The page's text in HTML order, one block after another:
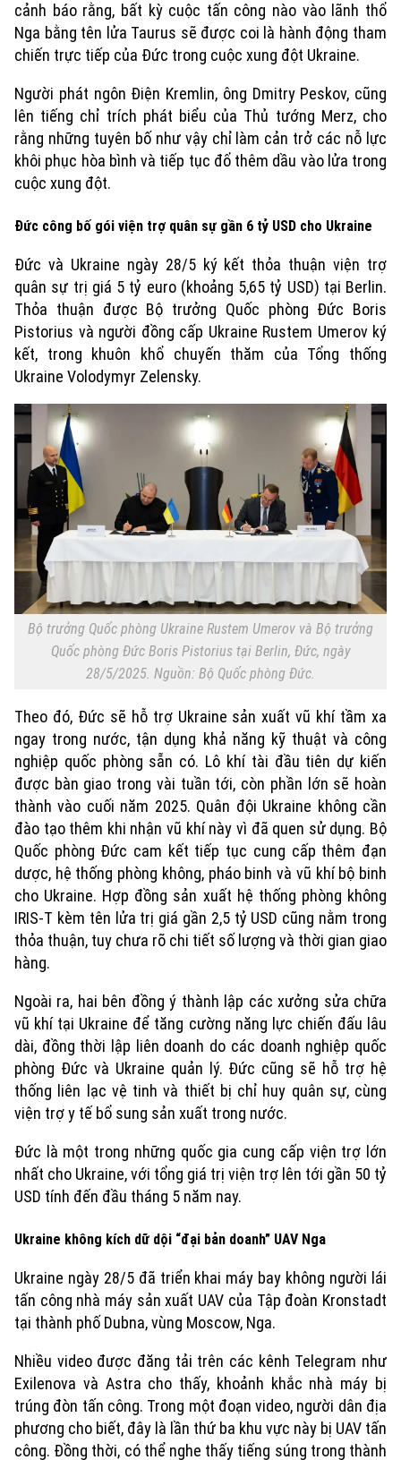
Di tích
Dinh dưỡng
Tư vấn sức khỏe
Bóng đá
Quần vợt
Golf
Giải trí
Sao
Điện ảnh
cảnh báo rằng, bất kỳ cuộc tấn công nào vào lãnh thổ
Nga bằng tên lửa Taurus sẽ được coi là hành động tham
chiến trực tiếp của Đức trong cuộc xung đột Ukraine.
Người phát ngôn Điện Kremlin, ông Dmitry Peskov, cũng
lên tiếng chỉ trích phát biểu của Thủ tướng Merz, cho
rằng những tuyên bố như vậy chỉ làm cản trở các nỗ lực
khôi phục hòa bình và tiếp tục đổ thêm dầu vào lửa trong
cuộc xung đột.
Đức công bố gói viện trợ quân sự gần 6 tỷ USD cho Ukraine
Đức và Ukraine ngày 28/5 ký kết thỏa thuận viện trợ
quân sự trị giá 5 tỷ euro (khoảng 5,65 tỷ USD) tại Berlin.
Thỏa thuận được Bộ trưởng Quốc phòng Đức Boris
Pistorius và người đồng cấp Ukraine Rustem Umerov ký
kết, trong khuôn khổ chuyến thăm của Tổng thống
Ukraine Volodymyr Zelensky.
Bộ trưởng Quốc phòng Ukraine Rustem Umerov và Bộ trưởng
Quốc phòng Đức Boris Pistorius tại Berlin, Đức, ngày
28/5/2025. Nguồn: Bộ Quốc phòng Đức.
Theo đó, Đức sẽ hỗ trợ Ukraine sản xuất vũ khí tầm xa
ngay trong nước, tận dụng khả năng kỹ thuật và công
nghiệp quốc phòng sẵn có. Lô khí tài đầu tiên dự kiến
được bàn giao trong vài tuần tới, còn phần lớn sẽ hoàn
thành vào cuối năm 2025. Quân đội Ukraine không cần
đào tạo thêm khi nhận vũ khí này vì đã quen sử dụng. Bộ
Quốc phòng Đức cam kết tiếp tục cung cấp thêm đạn
dược, hệ thống phòng không, pháo binh và vũ khí bộ binh
cho Ukraine. Hợp đồng sản xuất hệ thống phòng không
IRIS-T kèm tên lửa trị giá gần 2,5 tỷ USD cũng nằm trong
thỏa thuận, tuy chưa rõ chi tiết số lượng và thời gian giao
hàng.
Ngoài ra, hai bên đồng ý thành lập các xưởng sửa chữa
vũ khí tại Ukraine để tăng cường năng lực chiến đấu lâu
dài, đồng thời lập liên doanh do các doanh nghiệp quốc
phòng Đức và Ukraine quản lý. Đức cũng sẽ hỗ trợ hệ
thống liên lạc vệ tinh và thiết bị chỉ huy quân sự, cùng
viện trợ y tế bổ sung sản xuất trong nước.
Đức là một trong những quốc gia cung cấp viện trợ lớn
nhất cho Ukraine, với tổng giá trị viện trợ lên tới gần 50 tỷ
USD tính đến đầu tháng 5 năm nay.
Ukraine không kích dữ dội “đại bản doanh” UAV Nga
Ukraine ngày 28/5 đã triển khai máy bay không người lái
tấn công nhà máy sản xuất UAV của Tập đoàn Kronstadt
tại thành phố Dubna, vùng Moscow, Nga.
Nhiều video được đăng tải trên các kênh Telegram như
Exilenova và Astra cho thấy, khoảnh khắc nhà máy bị
trúng đòn tấn công. Trong một đoạn video, người dân địa
phương cho biết, đây là lần thứ ba khu vực này bị UAV tấn
công. Đồng thời, có thể nghe thấy tiếng súng trong thành